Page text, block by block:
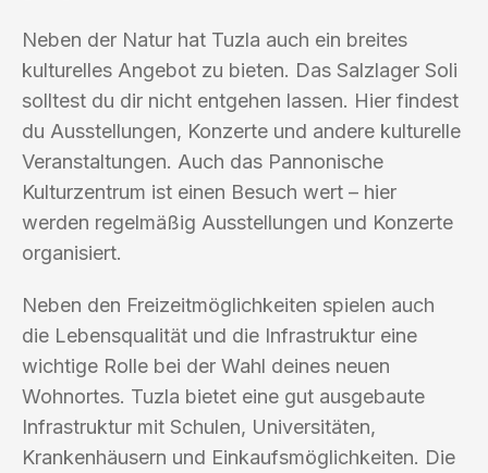
Neben der Natur hat Tuzla auch ein breites
kulturelles Angebot zu bieten. Das Salzlager Soli
solltest du dir nicht entgehen lassen. Hier findest
du Ausstellungen, Konzerte und andere kulturelle
Veranstaltungen. Auch das Pannonische
Kulturzentrum ist einen Besuch wert – hier
werden regelmäßig Ausstellungen und Konzerte
organisiert.
Neben den Freizeitmöglichkeiten spielen auch
die Lebensqualität und die Infrastruktur eine
wichtige Rolle bei der Wahl deines neuen
Wohnortes. Tuzla bietet eine gut ausgebaute
Infrastruktur mit Schulen, Universitäten,
Krankenhäusern und Einkaufsmöglichkeiten. Die